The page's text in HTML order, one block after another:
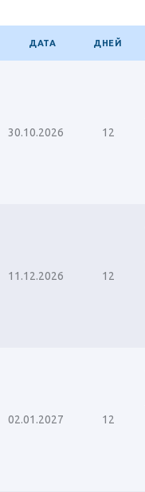
ДАТА ДНЕЙ
30.10.2026 12
11.12.2026 12
02.01.2027 12